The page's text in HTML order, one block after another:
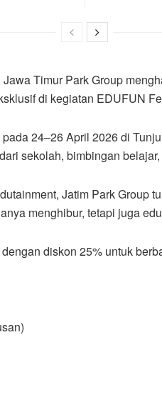
Timur Park Group
di kegiatan EDUFUN
24–26 April 2026 di
sekolah, bimbingan
Jatim Park Group
menghibur, tetapi juga
diskon 25% untuk